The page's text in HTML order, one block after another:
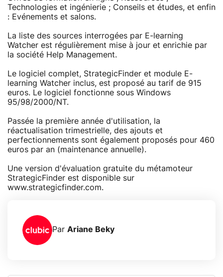
Technologies et ingénierie ; Conseils et études, et enfin
: Evénements et salons.
La liste des sources interrogées par E-learning
Watcher est régulièrement mise à jour et enrichie par
la société Help Management.
Le logiciel complet, StrategicFinder et module E-
learning Watcher inclus, est proposé au tarif de 915
euros. Le logiciel fonctionne sous Windows
95/98/2000/NT.
Passée la première année d'utilisation, la
réactualisation trimestrielle, des ajouts et
perfectionnements sont également proposés pour 460
euros par an (maintenance annuelle).
Une version d'évaluation gratuite du métamoteur
StrategicFinder est disponible sur
www.strategicfinder.com.
Par Ariane Beky